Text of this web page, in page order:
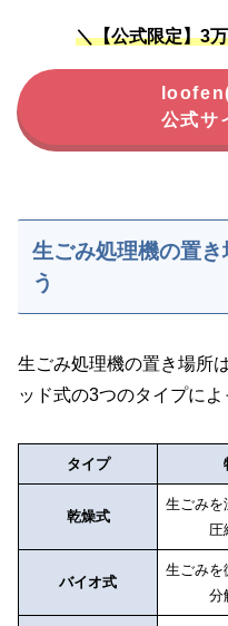
＼【公式限定】3
公式サ
生ごみ処理機の置
う
生ごみ処理機の置き場所
ッド式の3つのタイプによ
タイプ
乾燥式
生ごみを
圧
バイオ式
生ごみを
分